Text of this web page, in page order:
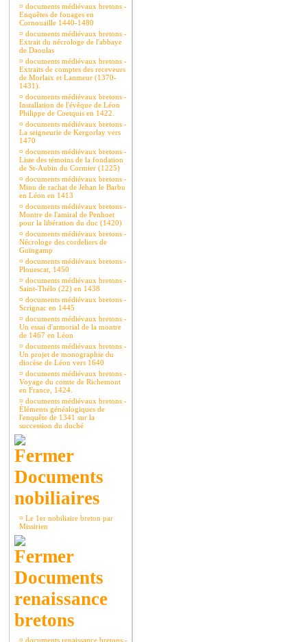
¤ documents médiévaux bretons -
Enquêtes de fouages en
Cornouaille 1440-1480
¤ documents médiévaux bretons -
Extrait du nécrologe de l'abbaye
de Daoulas
¤ documents médiévaux bretons -
Extraits de comptes des receveurs
de Morlaix et Lanmeur (1370-
1431).
¤ documents médiévaux bretons -
Installation de l'évêque de Léon
Philippe de Coetquis en 1422.
¤ documents médiévaux bretons -
La seigneurie de Kergorlay vers
1470
¤ documents médiévaux bretons -
Liste des témoins de la fondation
de St-Aubin du Cormier (1225)
¤ documents médiévaux bretons -
Minu de rachat de Jehan le Barbu
en Léon en 1413
¤ documents médiévaux bretons -
Montre de l'amiral de Penhoet
pour la libération du duc (1420)
¤ documents médiévaux bretons -
Nécrologe des cordeliers de
Guingamp
¤ documents médiévaux bretons -
Plouescat, 1450
¤ documents médiévaux bretons -
Saint-Thélo (22) en 1438
¤ documents médiévaux bretons -
Scrignac en 1445
¤ documents médiévaux bretons -
Un essai d'armorial de la montre
de 1467 en Léon
¤ documents médiévaux bretons -
Un projet de monographie du
diocèse de Léon vers 1640
¤ documents médiévaux bretons -
Voyage du comte de Richemont
en France, 1424.
¤ documents médiévaux bretons -
Éléments généalogiques de
l'enquête de 1341 sur la
succession du duché
Documents
nobiliaires
¤ Le 1er nobiliaire breton par
Missirien
Documents
renaissance
bretons
¤ documents renaissance bretons -